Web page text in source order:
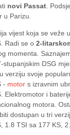
novi Passat .
u Parizu.
vijest koja se veže
Radi se o 2-
momenta.
stupanjskim DSG
verziju svoje
- motor s izravnim
Elektromotor i
motora.
dostupan u tri
1.8 TSI sa 177 KS,